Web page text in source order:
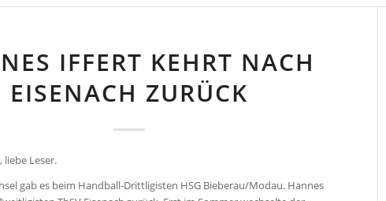
IFFERT KEHRT NACH
EISENACH ZURÜCK
liebe Leser.
gab es beim Handball-Drittligisten HSG Bieberau/Modau. Hannes